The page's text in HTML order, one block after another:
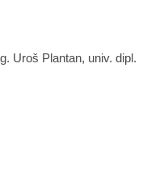
Uroš Plantan, univ. dipl.